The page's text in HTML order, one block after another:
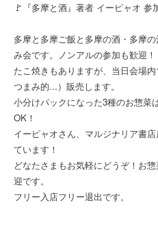
🚩『多摩と酒』著者 イーピャオ 参
多摩と多摩ご飯と多摩の酒・多摩
み会です。ノンアルの参加も歓迎！
たこ焼きもありますが、当日会場
つまみ的...）販売します。
小分けパックになった3種のお惣菜
OK！
イーピャオさん、マルジナリア書
ています！
どなたさまもお気軽にどうぞ！お
迎です。
フリー入店フリー退出です。